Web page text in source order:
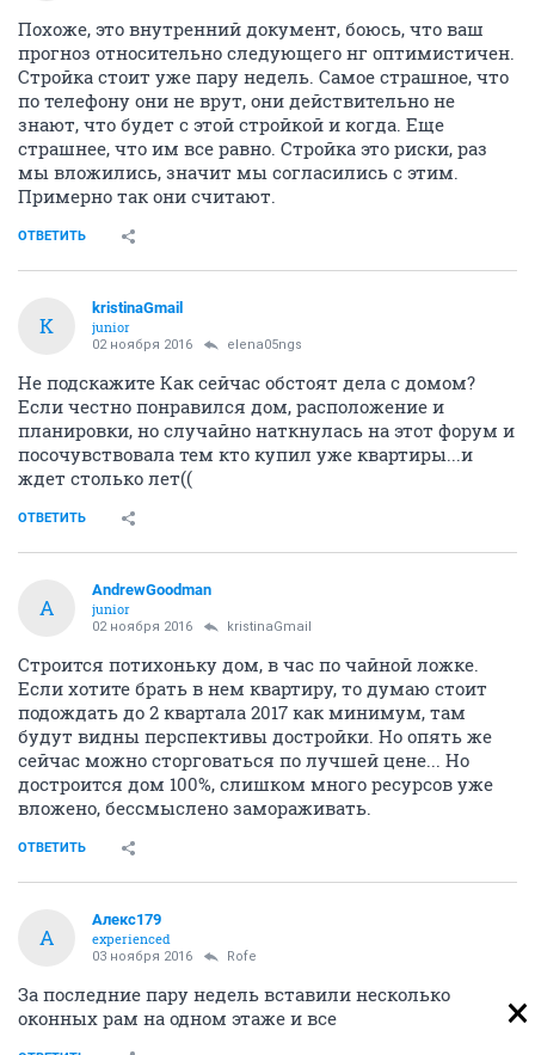
Похоже, это внутренний документ, боюсь, что ваш
прогноз относительно следующего нг оптимистичен.
Стройка стоит уже пару недель. Самое страшное, что
по телефону они не врут, они действительно не
знают, что будет с этой стройкой и когда. Еще
страшнее, что им все равно. Стройка это риски, раз
мы вложились, значит мы согласились с этим.
Примерно так они считают.
ОТВЕТИТЬ
K
kristinaGmail
junior
02 ноября 2016 elena05ngs
Не подскажите Как сейчас обстоят дела с домом?
Если честно понравился дом, расположение и
планировки, но случайно наткнулась на этот форум и
посочувствовала тем кто купил уже квартиры...и
ждет столько лет((
ОТВЕТИТЬ
A
AndrewGoodman
junior
02 ноября 2016 kristinaGmail
Строится потихоньку дом, в час по чайной ложке.
Если хотите брать в нем квартиру, то думаю стоит
подождать до 2 квартала 2017 как минимум, там
будут видны перспективы достройки. Но опять же
сейчас можно сторговаться по лучшей цене... Но
достроится дом 100%, слишком много ресурсов уже
вложено, бессмыслено замораживать.
ОТВЕТИТЬ
А
Алекс179
experienced
03 ноября 2016 Rofe
За последние пару недель вставили несколько
оконных рам на одном этаже и все